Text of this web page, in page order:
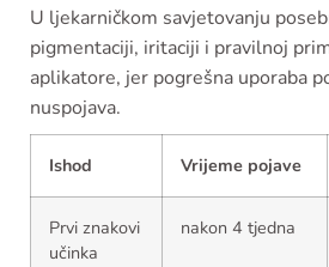
U ljekarničkom savjetovanju
pigmentaciji, iritaciji i pravilnoj
aplikatore, jer pogrešna uporaba
nuspojava.
Ishod Vrijeme pojave
Prvi znakovi
učinka
nakon 4 tjedna